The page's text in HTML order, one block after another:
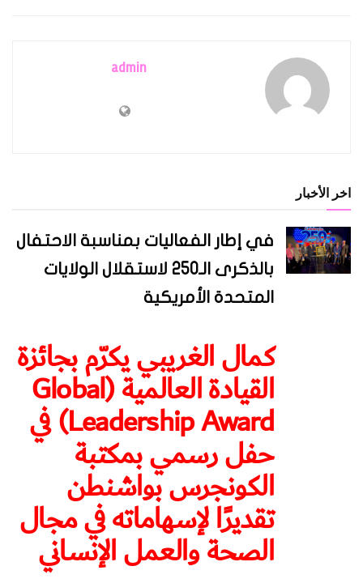
admin
اخر الأخبار
في إطار الفعاليات بمناسبة الاحتفال
بالذكرى الـ250 لاستقلال الولايات
المتحدة الأمريكية
كمال الغريبي يكرّم بجائزة
القيادة العالمية (Global
Leadership Award) في
حفل رسمي بمكتبة
الكونجرس بواشنطن
تقديرًا لإسهاماته في مجال
الصحة والعمل الإنساني